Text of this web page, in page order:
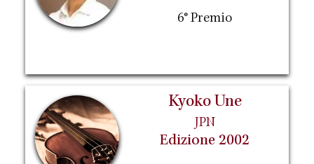
6° Premio
Kyoko Une
JPN
Edizione 2002